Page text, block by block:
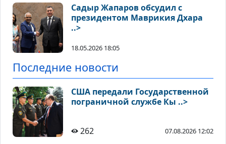
Садыр Жапаров обсудил с
президентом Маврикия Дхара
..>
18.05.2026 18:05
Последние новости
США передали Государственной
пограничной службе Кы ..>
262 07.08.2026 12:02